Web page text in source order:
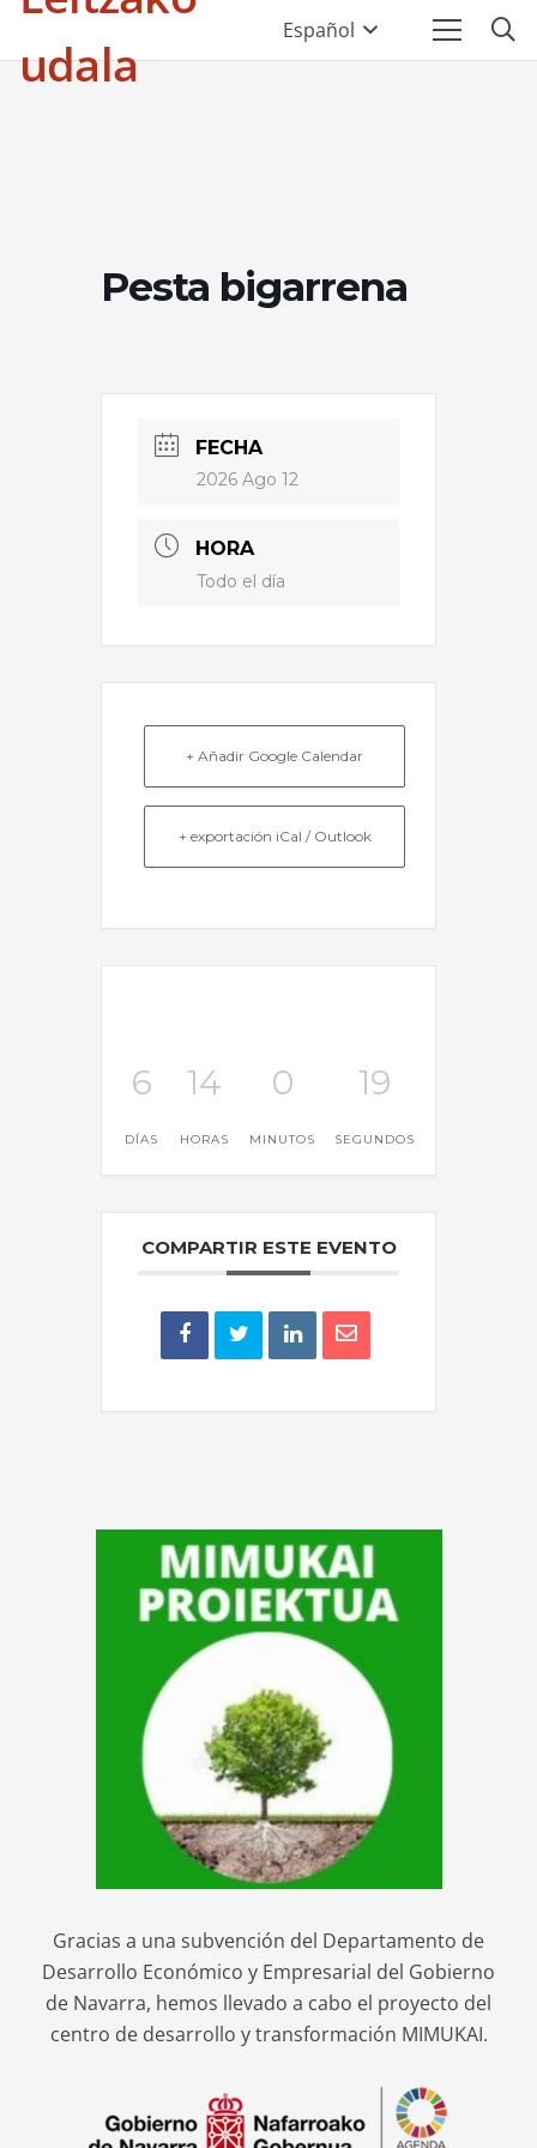
udala
Español
Pesta bigarrena
FECHA
2026 Ago 12
HORA
Todo el día
+ Añadir Google Calendar
+ exportación iCal / Outlook
6
DÍAS
14
HORAS
0
MINUTOS
19
SEGUNDOS
COMPARTIR ESTE EVENTO
Gracias a una subvención del Departamento de
Desarrollo Económico y Empresarial del Gobierno
de Navarra, hemos llevado a cabo el proyecto del
centro de desarrollo y transformación MIMUKAI.